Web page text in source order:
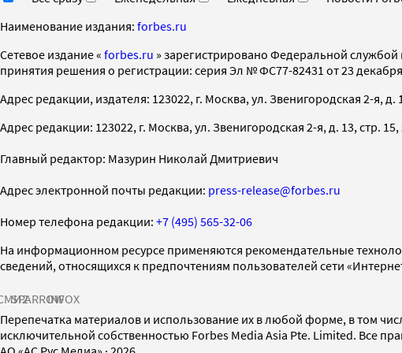
Наименование издания: forbes.ru
Cетевое издание « forbes.ru » зарегистрировано Федеральной
принятия решения о регистрации: серия Эл № ФС77-82431 от 23 декабря
Адрес редакции, издателя: 123022, г. Москва, ул. Звенигородская 2-я, д.
Адрес редакции: 123022, г. Москва, ул. Звенигородская 2-я, д. 13, стр. 15,
Главный редактор: Мазурин Николай Дмитриевич
Адрес электронной почты редакции: press-release@forbes.ru
Номер телефона редакции: +7 (495) 565-32-06
На информационном ресурсе применяются рекомендательные
сведений, относящихся к предпочтениям пользователей сети
SPARROWINFOX
Перепечатка материалов и использование их в любой форме, в том
исключительной собственностью Forbes Media Asia Pte. Limited. Все